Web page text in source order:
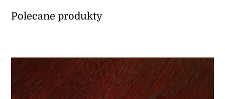
Polecane produkty